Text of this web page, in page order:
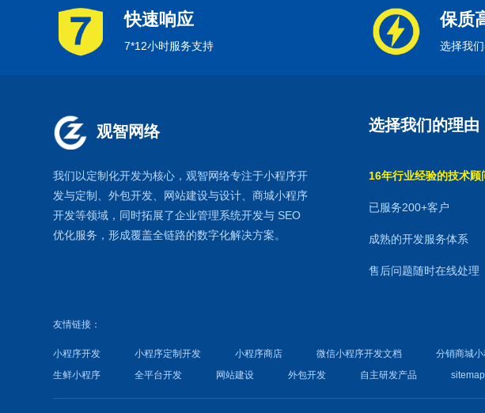
快速响应
7*12小时服务支持
保质
选择我
观智网络
我们以定制化开发为核心，观智网络专注于小程序开
发与定制、外包开发、 网站建设与设计、商城小程序
开发等领域，同时拓展了企业管理系统开发与 SEO
优化服务，形成覆盖全链路的数字化解决方案。
选择我们的理由
16年行业经验的技术顾
已服务200+客户
成熟的开发服务体系
售后问题随时在线处理
友情链接：
小程序开发 小程序定制开发 小程序商店 微信小程序开发文档 分销商城
生鲜小程序
全平台开发 网站建设 外包开发 自主研发产品 sitemap